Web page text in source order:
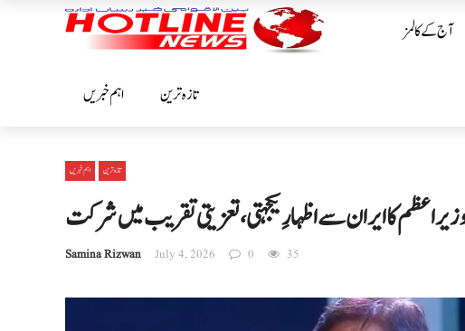
آج کے کالمز
اہم خبریں تازہ ترین
اہم خبریں تازہ ترین
کا ایران سے اظہارِ یکجہتی، تعزیتی تقریب میں شرکت
Samina Rizwan July 4, 2026 0 35